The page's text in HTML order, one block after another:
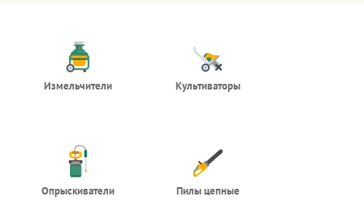
Измельчители Культиваторы
Опрыскиватели Пилы цепные